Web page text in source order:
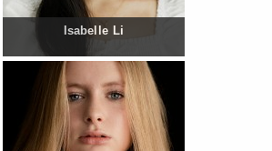
Isabelle Li